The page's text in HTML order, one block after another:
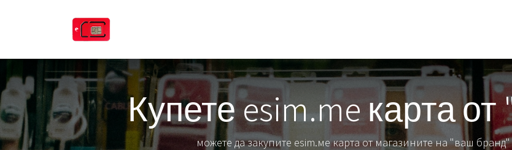
Купете esim.me карта
можете да закупите esim.ме карта от магазините на "ваш